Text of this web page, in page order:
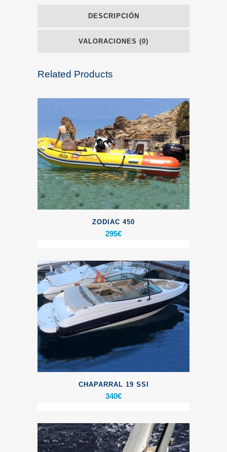
DESCRIPCIÓN
VALORACIONES (0)
Related Products
ZODIAC 450
295€
CHAPARRAL 19 SSI
340€